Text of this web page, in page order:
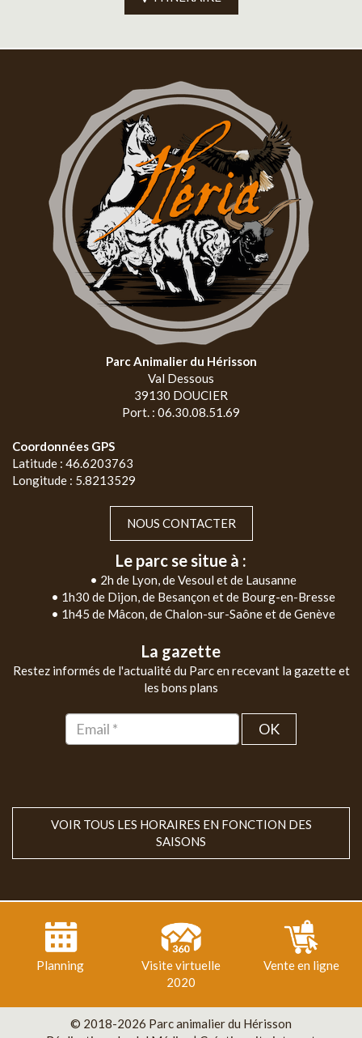
Parc Animalier du Hérisson
Val Dessous
39130 DOUCIER
Port. : 06.30.08.51.69
Coordonnées GPS
Latitude : 46.6203763
Longitude : 5.8213529
NOUS CONTACTER
Le parc se situe à :
• 2h de Lyon, de Vesoul et de Lausanne
• 1h30 de Dijon, de Besançon et de Bourg-en-Bresse
• 1h45 de Mâcon, de Chalon-sur-Saône et de Genève
La gazette
Restez informés de l'actualité du Parc en recevant la gazette et
les bons plans
OK
VOIR TOUS LES HORAIRES EN FONCTION DES
SAISONS
Planning
Visite virtuelle
2020
Vente en ligne
© 2018-2026 Parc animalier du Hérisson